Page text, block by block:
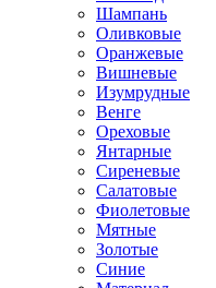
Шампань
Оливковые
Оранжевые
Вишневые
Изумрудные
Венге
Ореховые
Янтарные
Сиреневые
Салатовые
Фиолетовые
Мятные
Золотые
Синие